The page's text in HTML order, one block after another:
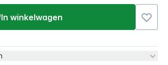
In winkelwagen